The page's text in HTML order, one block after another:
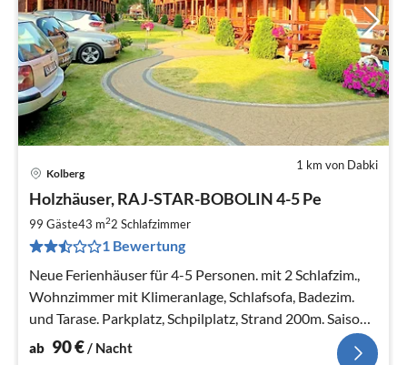
1 km von Dabki
Kolberg
Holzhäuser, RAJ-STAR-BOBOLIN 4-5 Pe
99 Gäste43 m22 Schlafzimmer
1 Bewertung
Neue Ferienhäuser für 4-5 Personen. mit 2 Schlafzim.,
Wohnzimmer mit Klimeranlage, Schlafsofa, Badezim.
und Tarase. Parkplatz, Schpilplatz, Strand 200m. Saison -
29.04 - 30.09.
ab 90€/ Nacht